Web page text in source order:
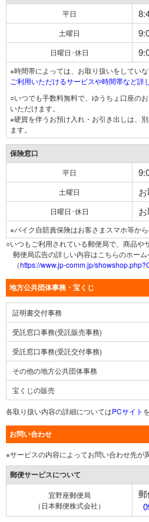
平日
土曜日
日曜日･休日
※時間帯によっては、お取り扱いをしていな
ご利用いただけるサービスや時間帯など詳
○いつでも手数料無料で、ゆうちょ口座の
いただけます。
※硬貨を伴うお預け入れ・お引き出しは、
ます。
保険窓口
平日
土曜日
日曜日･休日
※バイク自賠責保険はお客さまスマホ等か
○いつもご利用されている郵便局で、商品や
郵便局広告の詳しい内容はこちらのホーム
（https://www.jp-comm.jp/
地方公共団体事務・宝くじ
証明書交付事務
受託窓口事務(受託販売事務)
受託窓口事務(受託交付事務)
その他の地方公共団体事務
宝くじの販売
各取り扱い内容の詳細についてはPCサイト
お問い合わせ
※サービスの内容によってお問い合わせ先が
郵便サービスについて
宜野座郵便局
（日本郵便株式会社）